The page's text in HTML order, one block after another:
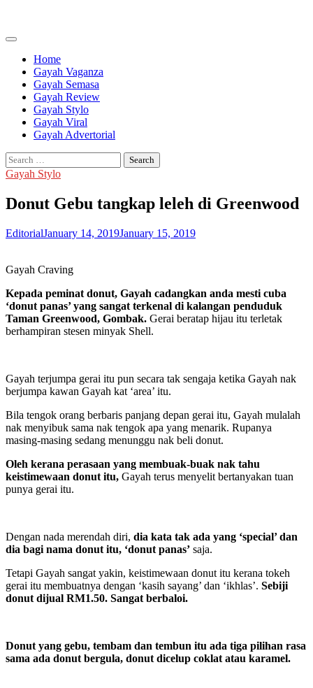
content
Home
Gayah Vaganza
Gayah Semasa
Gayah Review
Gayah Stylo
Gayah Viral
Gayah Advertorial
Search
for:
Gayah Stylo
Donut Gebu tangkap leleh di Greenwood
EditorialJanuary 14, 2019January 15, 2019
Gayah Craving
Kepada peminat donut, Gayah cadangkan anda mesti cuba
‘donut panas’ yang sangat terkenal di kalangan penduduk
Taman Greenwood, Gombak. Gerai beratap hijau itu terletak
berhampiran stesen minyak Shell.
Gayah terjumpa gerai itu pun secara tak sengaja ketika Gayah nak
berjumpa kawan Gayah kat ‘area’ itu.
Bila tengok orang berbaris panjang depan gerai itu, Gayah mulalah
nak menyibuk sama nak tengok apa yang menarik. Rupanya
masing-masing sedang menunggu nak beli donut.
Oleh kerana perasaan yang membuak-buak nak tahu
keistimewaan donut itu, Gayah terus menyelit bertanyakan tuan
punya gerai itu.
Dengan nada merendah diri, dia kata tak ada yang ‘special’ dan
dia bagi nama donut itu, ‘donut panas’ saja.
Tetapi Gayah sangat yakin, keistimewaan donut itu kerana tokeh
gerai itu membuatnya dengan ‘kasih sayang’ dan ‘ikhlas’. Sebiji
donut dijual RM1.50. Sangat berbaloi.
Donut yang gebu, tembam dan tembun itu ada tiga pilihan rasa
sama ada donut bergula, donut dicelup coklat atau karamel.